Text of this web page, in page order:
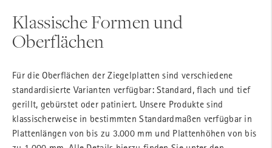
Klassische Formen und
Oberflächen
Für die Oberflächen der Ziegelplatten sind verschiedene
standardisierte Varianten verfügbar: Standard, flach und tief
gerillt, gebürstet oder patiniert. Unsere Produkte sind
klassischerweise in bestimmten Standardmaßen verfügbar in
Plattenlängen von bis zu 3.000 mm und Plattenhöhen von bis